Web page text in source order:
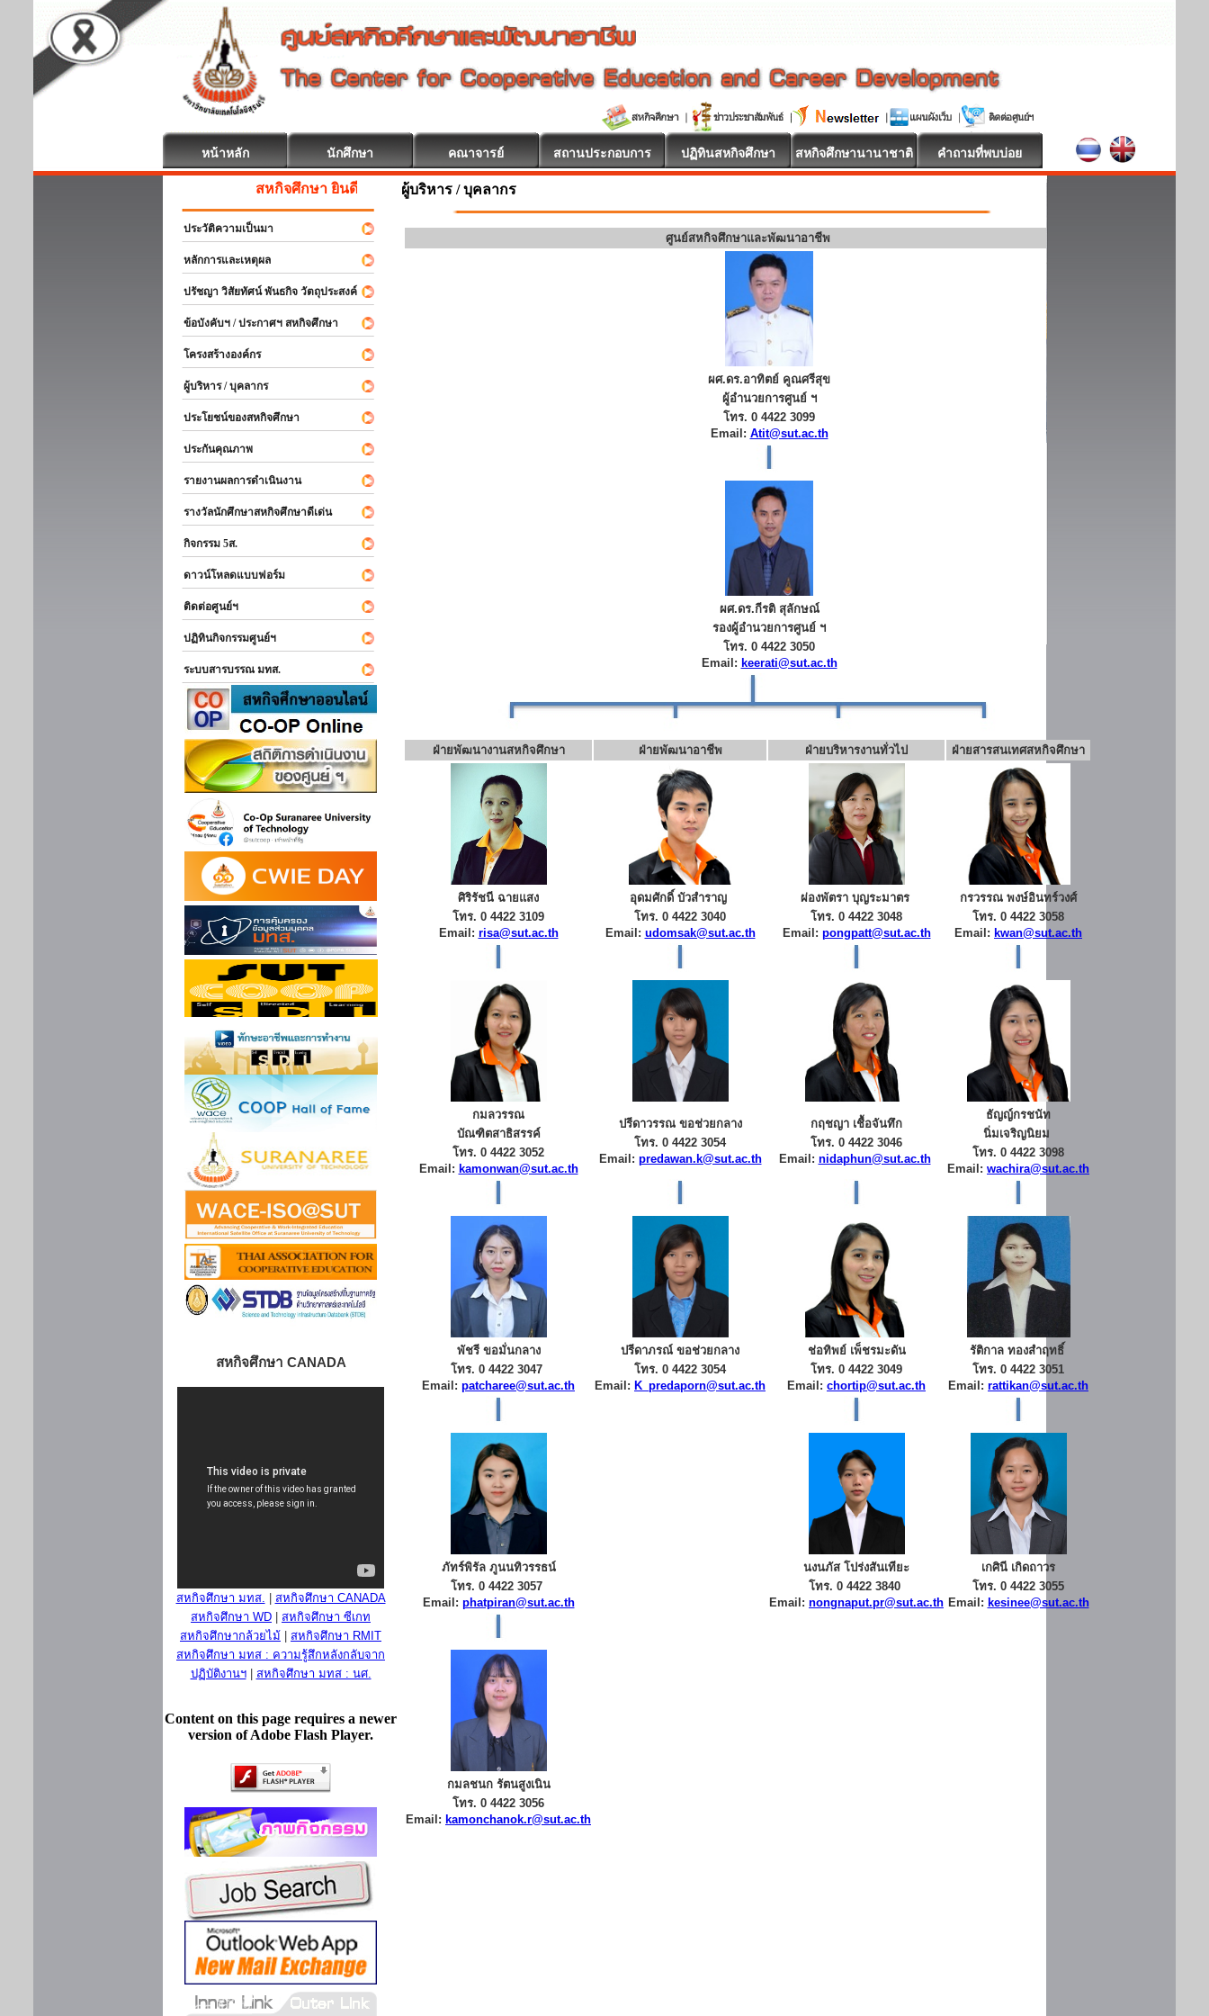
หน้าหลัก นักศึกษา คณาจารย์ สถานประกอบการ ปฏิทินสหกิจศึกษา สหกิจศึกษานานาชาติ คำถามที่พบบ่อย
สหกิจศึกษา ยินดีต้อนรับ
ประวัติความเป็นมา
หลักการและเหตุผล
ปรัชญา วิสัยทัศน์ พันธกิจ วัตถุประสงค์
ข้อบังคับฯ / ประกาศฯ สหกิจศึกษา
โครงสร้างองค์กร
ผู้บริหาร / บุคลากร
ประโยชน์ของสหกิจศึกษา
ประกันคุณภาพ
รายงานผลการดำเนินงาน
รางวัลนักศึกษาสหกิจศึกษาดีเด่น
กิจกรรม 5ส.
ดาวน์โหลดแบบฟอร์ม
ติดต่อศูนย์ฯ
ปฏิทินกิจกรรมศูนย์ฯ
ระบบสารบรรณ มทส.
สหกิจศึกษา CANADA
สหกิจศึกษา มทส.
สหกิจศึกษา CANADA
สหกิจศึกษา WD
สหกิจศึกษา ซีเกท
สหกิจศึกษากล้วยไม้
สหกิจศึกษา RMIT
สหกิจศึกษา มทส : ความรู้สึกหลังกลับจาก
ปฏิบัติงานฯ| สหกิจศึกษา มทส : นศ.
Content on this page requires a newer
version of Adobe Flash Player.
ผู้บริหาร / บุคลากร
ศูนย์สหกิจศึกษาและพัฒนาอาชีพ
ผศ.ดร.อาทิตย์ คูณศรีสุข
ผู้อำนวยการศูนย์ ฯ
โทร. 0 4422 3099
Email: Atit@sut.ac.th
ผศ.ดร.กีรติ สุลักษณ์
รองผู้อำนวยการศูนย์ ฯ
โทร. 0 4422 3050
Email: keerati@sut.ac.th
ฝ่ายพัฒนางานสหกิจศึกษา ฝ่ายพัฒนาอาชีพ ฝ่ายบริหารงานทั่วไป ฝ่ายสารสนเทศสหกิจศึกษา
ศิริรัชนี ฉายแสง
โทร. 0 4422 3109
Email: risa@sut.ac.th
อุดมศักดิ์ บัวสำราญ
โทร. 0 4422 3040
Email: udomsak@sut.ac.th
ผ่องพัตรา บุญระมาตร
โทร. 0 4422 3048
Email: pongpatt@sut.ac.th
กรวรรณ พงษ์อินทร์วงศ์
โทร. 0 4422 3058
Email: kwan@sut.ac.th
กมลวรรณ
บัณฑิตสาธิสรรค์
โทร. 0 4422 3052
Email: kamonwan@sut.ac.th
ปรีดาวรรณ ขอช่วยกลาง
โทร. 0 4422 3054
Email: predawan.k@sut.ac.th
กฤชญา เชื้อจันทึก
โทร. 0 4422 3046
Email: nidaphun@sut.ac.th
ธัญญ์กรชนัท
นิ่มเจริญนิยม
โทร. 0 4422 3098
Email: wachira@sut.ac.th
พัชรี ขอมั่นกลาง
โทร. 0 4422 3047
Email: patcharee@sut.ac.th
ปรีดาภรณ์ ขอช่วยกลาง
โทร. 0 4422 3054
Email: K_predaporn@sut.ac.th
ช่อทิพย์ เพ็ชรมะดัน
โทร. 0 4422 3049
Email: chortip@sut.ac.th
รัติกาล ทองสำฤทธิ์
โทร. 0 4422 3051
Email: rattikan@sut.ac.th
ภัทร์พิรัล ภูนนทิวรรธน์
โทร. 0 4422 3057
Email: phatpiran@sut.ac.th
นงนภัส โปร่งสันเทียะ
โทร. 0 4422 3840
Email: nongnaput.pr@sut.ac.th
เกศินี เกิดถาวร
โทร. 0 4422 3055
Email: kesinee@sut.ac.th
กมลชนก รัตนสูงเนิน
โทร. 0 4422 3056
Email: kamonchanok.r@sut.ac.th